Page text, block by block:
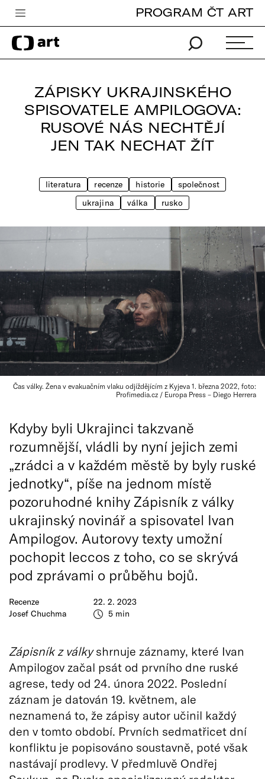
Česká televize
Zpravodajství
iVysílání
TV program
PROGRAM ČT ART
ZÁPISKY UKRAJINSKÉHO
SPISOVATELE AMPILOGOVA:
RUSOVÉ NÁS NECHTĚJÍ
JEN TAK NECHAT ŽÍT
literatura recenze historie
společnost
ukrajina
válka rusko
Čas války. Žena v evakuačním vlaku odjíždějícím z Kyjeva 1. března 2022, foto:
Profimedia.cz / Europa Press – Diego Herrera
Recenze
Josef Chuchma
22. 2. 2023
5 min
Kdyby byli Ukrajinci takzvaně
rozumnější, vládli by nyní jejich zemi
„zrádci a v každém městě by byly ruské
jednotky“, píše na jednom místě
pozoruhodné knihy Zápisník z války
ukrajinský novinář a spisovatel Ivan
Ampilogov. Autorovy texty umožní
pochopit leccos z toho, co se skrývá
pod zprávami o průběhu bojů.
Zápisník z válkyshrnuje záznamy, které Ivan
Ampilogov začal psát od prvního dne ruské
agrese, tedy od 24. února 2022. Poslední
záznam je datován 19. květnem, ale
neznamená to, že zápisy autor učinil každý
den v tomto období. Prvních sedmatřicet dní
konfliktu je popisováno soustavně, poté však
nastávají prodlevy. V předmluvě Ondřej